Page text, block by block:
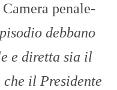
penale-
debbano
e diretta sia il
il Presidente